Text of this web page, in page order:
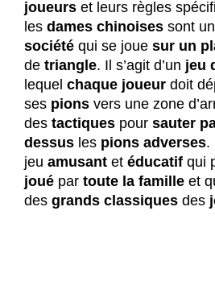
joueurs et leurs règles
les dames chinoises sont un
société qui se joue sur un
de triangle. Il s’agit d’un jeu
lequel chaque joueur doit
ses pions vers une zone
des tactiques pour sauter
dessus les pions adverses.
jeu amusant et éducatif qui
joué par toute la famille et
des grands classiques des